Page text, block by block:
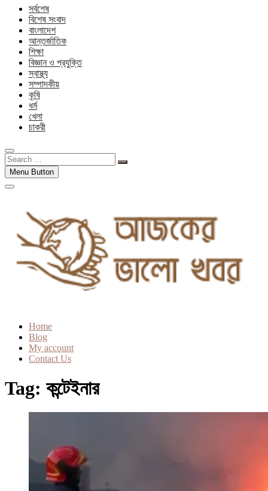
সর্বশেষ
বিশেষ সংবাদ
বাংলাদেশ
আন্তর্জাতিক
শিক্ষা
বিজ্ঞান ও প্রযুক্তি
স্বাস্থ্য
সম্পাদকীয়
কৃষি
ধর্ম
খেলা
চাকরী
Search
…Menu Button
Home
Blog
My account
Contact Us
Tag: কন্টেইনার